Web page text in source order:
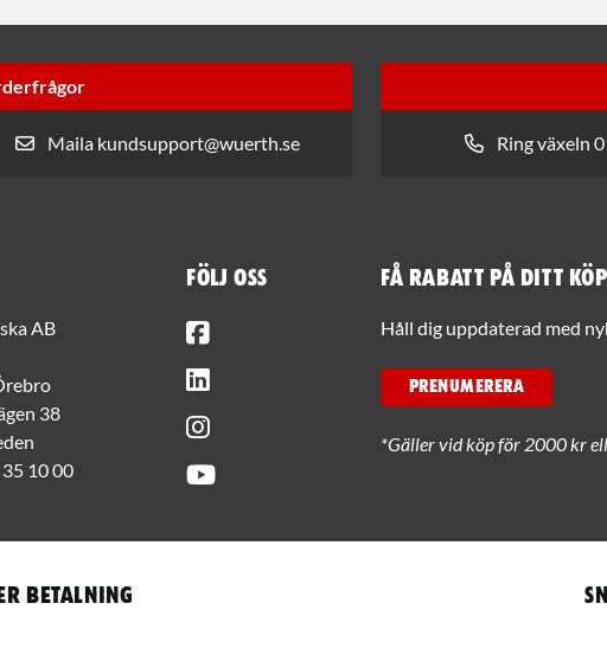
Maila kundsupport@wuerth.se Ring växeln
AB
38
10 00
Följ oss Få rabatt på ditt
Håll dig uppdaterad med
PRENUMERERA
*Gäller vid köp för 2000 kr
betalning